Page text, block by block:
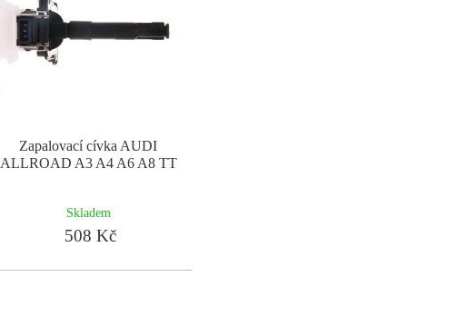
Zapalovací cívka AUDI
ALLROAD A3 A4 A6 A8 TT
Skladem
508 Kč